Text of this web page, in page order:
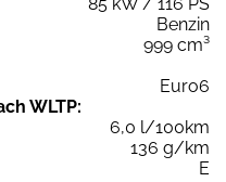
Benzin
999 cm³
Euro6
WLTP:
6,0 l/100km
136 g/km
E